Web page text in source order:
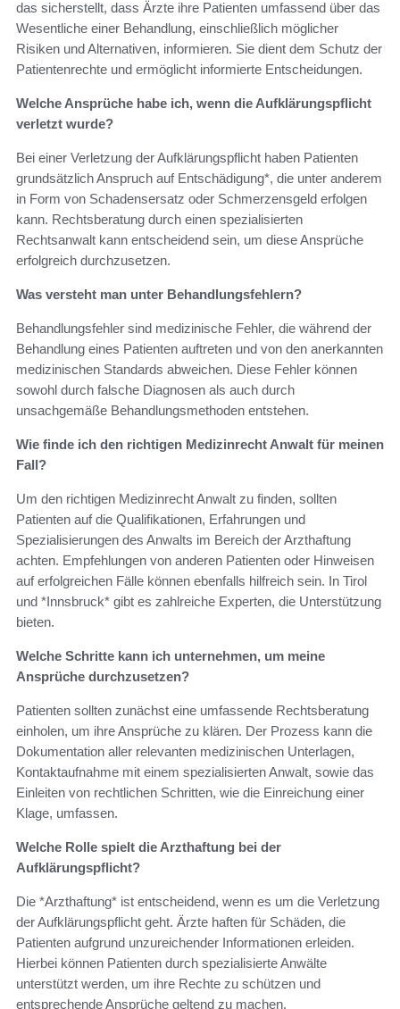
das sicherstellt, dass Ärzte ihre Patienten umfassend über das
Wesentliche einer Behandlung, einschließlich möglicher
Risiken und Alternativen, informieren. Sie dient dem Schutz der
Patientenrechte und ermöglicht informierte Entscheidungen.
Welche Ansprüche habe ich, wenn die Aufklärungspflicht
verletzt wurde?
Bei einer Verletzung der Aufklärungspflicht haben Patienten
grundsätzlich Anspruch auf Entschädigung*, die unter anderem
in Form von Schadensersatz oder Schmerzensgeld erfolgen
kann. Rechtsberatung durch einen spezialisierten
Rechtsanwalt kann entscheidend sein, um diese Ansprüche
erfolgreich durchzusetzen.
Was versteht man unter Behandlungsfehlern?
Behandlungsfehler sind medizinische Fehler, die während der
Behandlung eines Patienten auftreten und von den anerkannten
medizinischen Standards abweichen. Diese Fehler können
sowohl durch falsche Diagnosen als auch durch
unsachgemäße Behandlungsmethoden entstehen.
Wie finde ich den richtigen Medizinrecht Anwalt für meinen
Fall?
Um den richtigen Medizinrecht Anwalt zu finden, sollten
Patienten auf die Qualifikationen, Erfahrungen und
Spezialisierungen des Anwalts im Bereich der Arzthaftung
achten. Empfehlungen von anderen Patienten oder Hinweisen
auf erfolgreichen Fälle können ebenfalls hilfreich sein. In Tirol
und *Innsbruck* gibt es zahlreiche Experten, die Unterstützung
bieten.
Welche Schritte kann ich unternehmen, um meine
Ansprüche durchzusetzen?
Patienten sollten zunächst eine umfassende Rechtsberatung
einholen, um ihre Ansprüche zu klären. Der Prozess kann die
Dokumentation aller relevanten medizinischen Unterlagen,
Kontaktaufnahme mit einem spezialisierten Anwalt, sowie das
Einleiten von rechtlichen Schritten, wie die Einreichung einer
Klage, umfassen.
Welche Rolle spielt die Arzthaftung bei der
Aufklärungspflicht?
Die *Arzthaftung* ist entscheidend, wenn es um die Verletzung
der Aufklärungspflicht geht. Ärzte haften für Schäden, die
Patienten aufgrund unzureichender Informationen erleiden.
Hierbei können Patienten durch spezialisierte Anwälte
unterstützt werden, um ihre Rechte zu schützen und
entsprechende Ansprüche geltend zu machen.